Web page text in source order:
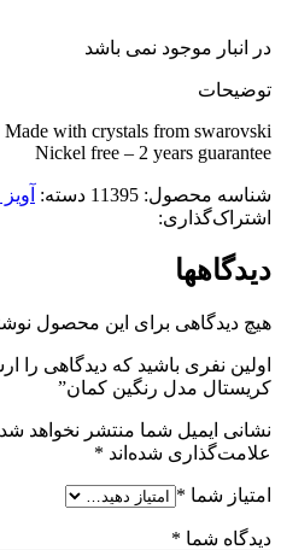
در انبار موجود نمی باشد
توضیحات
Made with crystals from swarovski
Nickel free – 2 years guarantee
شناسه محصول: 11395 دسته:
اشتراک‌گذاری:
دیدگاهها
هیچ دیدگاهی برای این محصول
اولین نفری باشید که دیدگاهی را
کریستال مدل رنگین کمان”
نشانی ایمیل شما منتشر نخواهد
علامت‌گذاری شده‌اند *
امتیاز شما *
دیدگاه شما *